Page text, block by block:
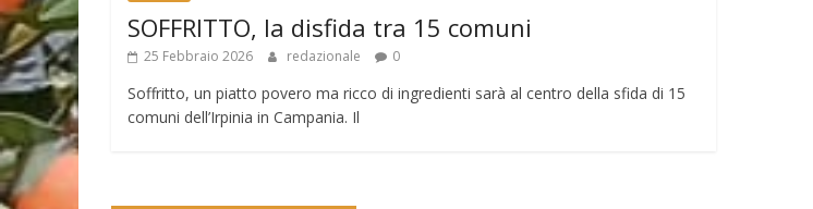
SOFFRITTO, la disfida tra 15 comuni
25 Febbraio 2026 redazionale 0
Soffritto, un piatto povero ma ricco di ingredienti sarà al centro della sfida di 15
comuni dell’Irpinia in Campania. Il